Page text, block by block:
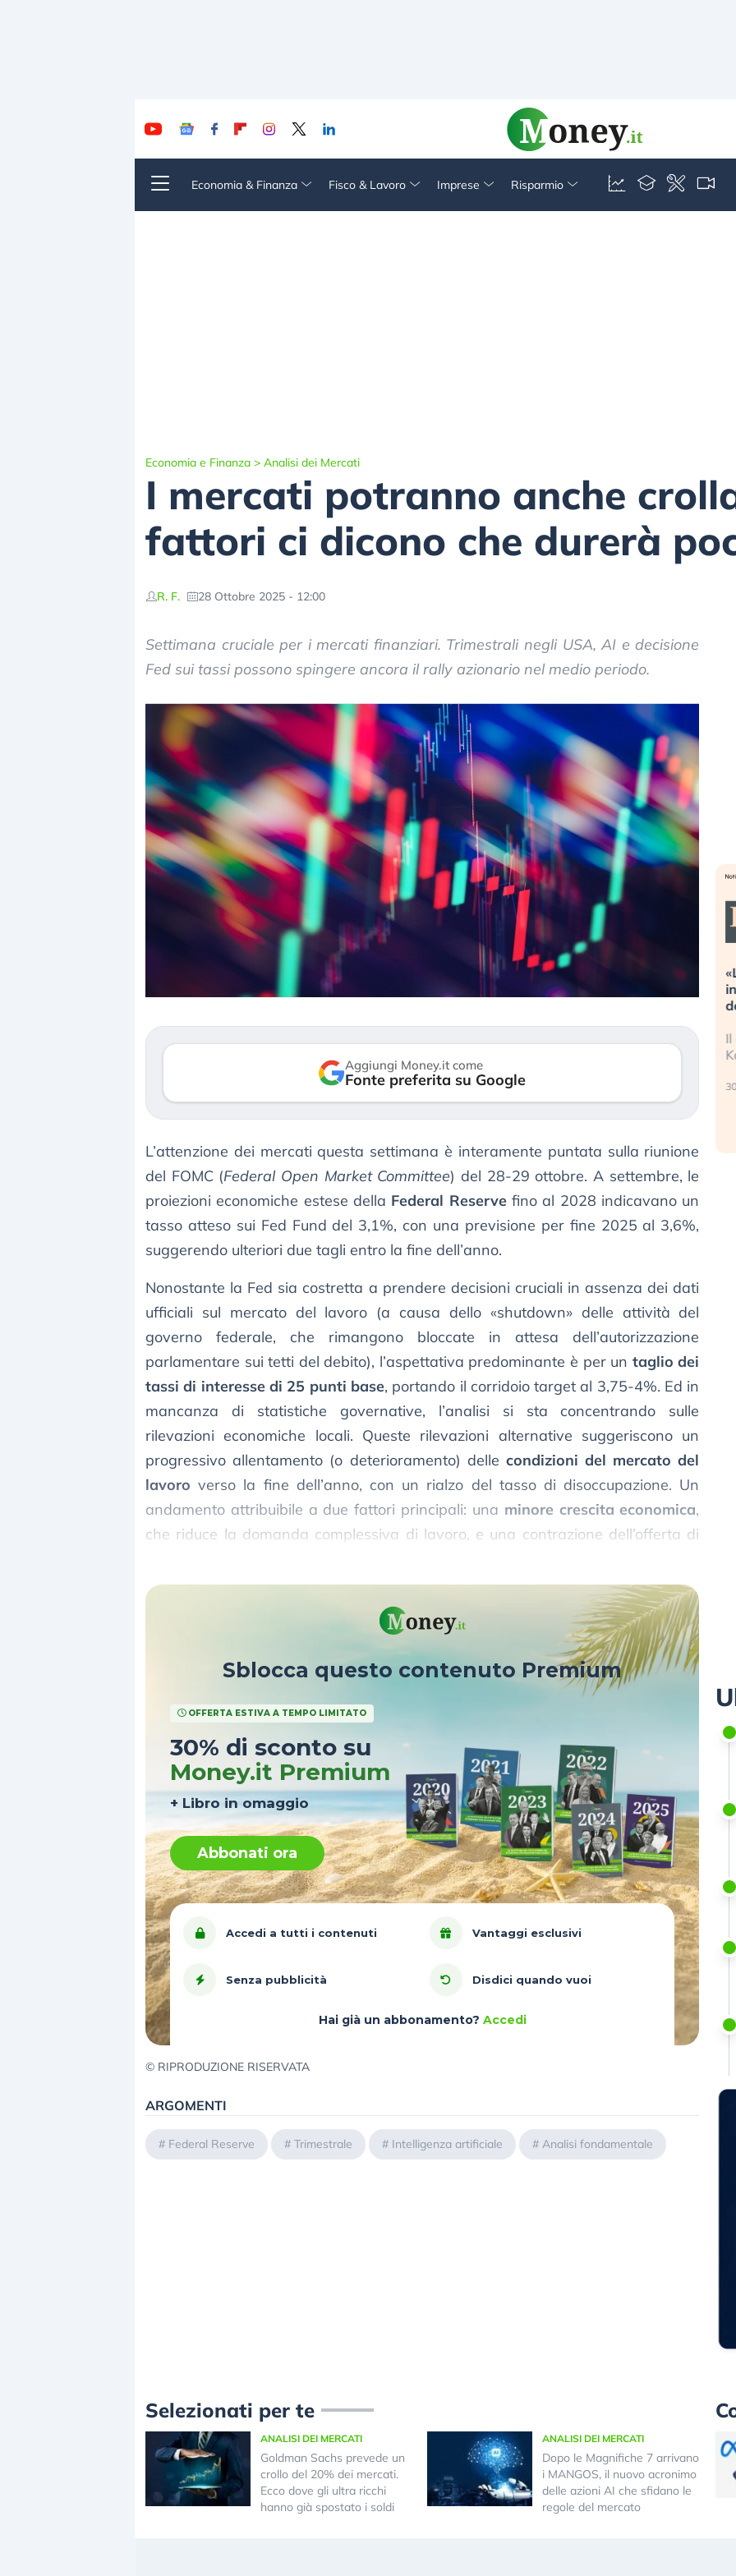
Economia & Finanza Fisco & Lavoro Imprese Risparmio
Economia e Finanza > Analisi dei Mercati
I mercati potranno anche
fattori ci dicono che durerà
R. F. 28 Ottobre 2025 - 12:00
Settimana cruciale per i mercati finanziari. Trimestrali negli USA, AI e decisione
Fed sui tassi possono spingere ancora il rally azionario nel medio periodo.
Aggiungi Money.it come
Fonte preferita su Google
L’attenzione dei mercati questa settimana è interamente puntata sulla riunione
del FOMC (Federal Open Market Committee) del 28-29 ottobre. A settembre, le
proiezioni economiche estese della Federal Reservefino al 2028 indicavano un
tasso atteso sui Fed Fund del 3,1%, con una previsione per fine 2025 al 3,6%,
suggerendo ulteriori due tagli entro la fine dell’anno.
Nonostante la Fed sia costretta a prendere decisioni cruciali in assenza dei dati
ufficiali sul mercato del lavoro (a causa dello «shutdown» delle attività del
governo federale, che rimangono bloccate in attesa dell’autorizzazione
parlamentare sui tetti del debito), l’aspettativa predominante è per un taglio dei
tassi di interesse di 25 punti base, portando il corridoio target al 3,75-4%. Ed in
mancanza di statistiche governative, l’analisi si sta concentrando sulle
rilevazioni economiche locali. Queste rilevazioni alternative suggeriscono un
progressivo allentamento (o deterioramento) delle condizioni del mercato del
lavoro verso la fine dell’anno, con un rialzo del tasso di disoccupazione. Un
andamento attribuibile a due fattori principali: una minore crescita economica,
che riduce la domanda complessiva di lavoro, e una contrazione dell’offerta di
Sblocca questo contenuto Premium
OFFERTA ESTIVA A TEMPO LIMITATO
30% di sconto su
Money.it Premium
+ Libro in omaggio
Abbonati ora
Accedi a tutti i contenuti Vantaggi esclusivi
Senza pubblicità Disdici quando vuoi
Hai già un abbonamento? Accedi
© RIPRODUZIONE RISERVATA
ARGOMENTI
# Federal Reserve # Trimestrale # Intelligenza artificiale # Analisi fondamentale
Dalle valutazioni estreme alla
correzione. Cosa sta guidando il
verso le (…)
3 agosto 2026
«La mia vita è rovinata». Investitori
in preda al panico dopo lo scoppio
Il crollo della bolla AI travolge il
Kospi, mentre gli investitori retail (…)
30 luglio 2026
Selezionati per te
ANALISI DEI MERCATI
Goldman Sachs prevede un
crollo del 20% dei mercati.
Ecco dove gli ultra ricchi
hanno già spostato i soldi
ANALISI DEI MERCATI
Dopo le Magnifiche 7 arrivano
i MANGOS, il nuovo acronimo
delle azioni AI che sfidano le
regole del mercato